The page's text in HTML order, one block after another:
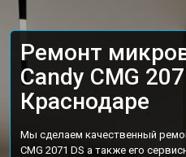
Ремонт
Candy CMG
Краснодаре
Мы сделаем качественный
CMG 2071 DS а также его